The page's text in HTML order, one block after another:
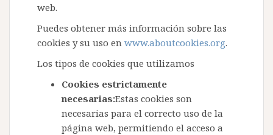
web.
Puedes obtener más información sobre las
cookies y su uso en www.aboutcookies.org.
Los tipos de cookies que utilizamos
Cookies estrictamente
necesarias:Estas cookies son
necesarias para el correcto uso de la
página web, permitiendo el acceso a